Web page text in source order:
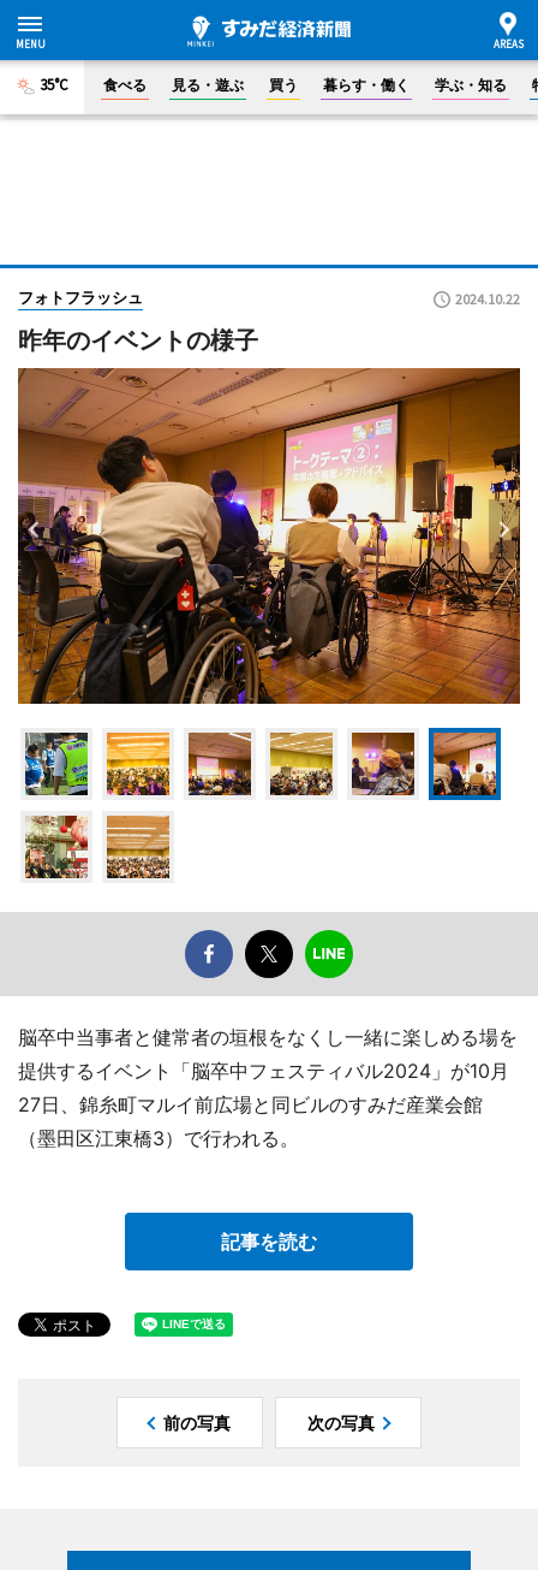
35°C 食べる 見る・遊ぶ 買う 暮らす・働く 学ぶ・知る
フォトフラッシュ 2024.10.22
昨年のイベントの様子
脳卒中当事者と健常者の垣根をなくし一緒に楽しめる場を
提供するイベント「脳卒中フェスティバル2024」が10月
27日、錦糸町マルイ前広場と同ビルのすみだ産業会館
（墨田区江東橋3）で行われる。
記事を読む
前の写真 次の写真